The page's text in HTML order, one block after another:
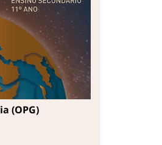
(OPG)